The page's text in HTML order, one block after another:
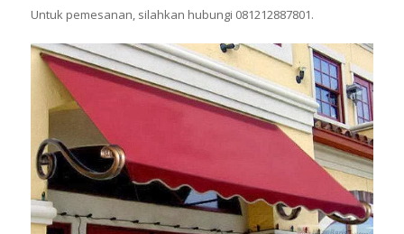
Untuk pemesanan, silahkan hubungi 081212887801.